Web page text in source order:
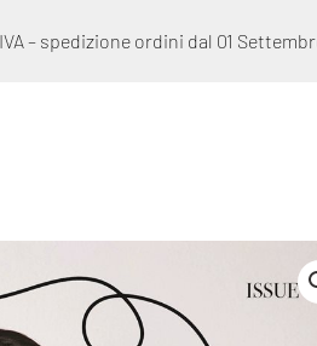
– spedizione ordini dal 01